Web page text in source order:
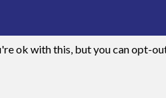
ok with this, but you can opt-